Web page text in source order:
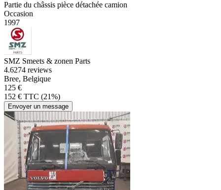
Partie du châssis pièce détachée camion
Occasion
1997
SMZ Smeets & zonen Parts
4.6274 reviews
Bree, Belgique
125 €
152 € TTC (21%)
Envoyer un message